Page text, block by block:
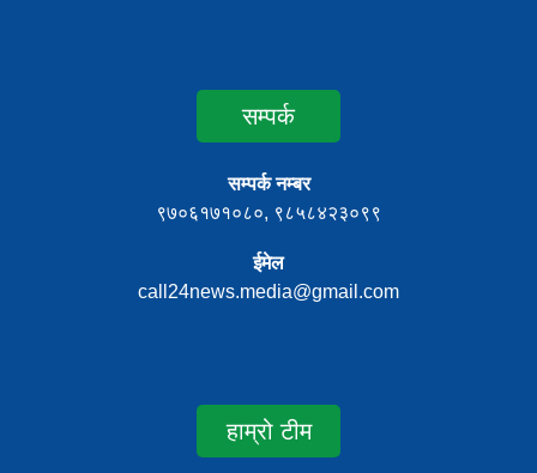
सम्पर्क
सम्पर्क नम्बर
९७०६१७१०८०, ९८५८४२३०९९
ईमेल
call24news.media@gmail.com
हाम्रो टीम